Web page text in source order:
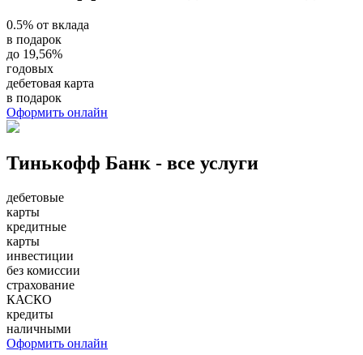
0.5% от вклада
в подарок
до 19,56%
годовых
дебетовая карта
в подарок
Оформить онлайн
Тинькофф Банк - все услуги
дебетовые
карты
кредитные
карты
инвестиции
без комиссии
страхование
КАСКО
кредиты
наличными
Оформить онлайн